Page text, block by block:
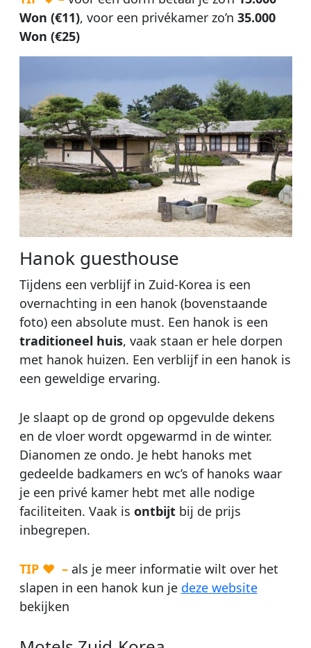
Won (€11), voor een privékamer zo’n 35.000
Won (€25)
Hanok guesthouse
Tijdens een verblijf in Zuid-Korea is een
overnachting in een hanok (bovenstaande
foto) een absolute must. Een hanok is een
traditioneel huis, vaak staan er hele dorpen
met hanok huizen. Een verblijf in een hanok is
een geweldige ervaring.
Je slaapt op de grond op opgevulde dekens
en de vloer wordt opgewarmd in de winter.
Dianomen ze ondo. Je hebt hanoks met
gedeelde badkamers en wc’s of hanoks waar
je een privé kamer hebt met alle nodige
faciliteiten. Vaak is ontbijtbij de prijs
inbegrepen.
TIP ♥ – als je meer informatie wilt over het
slapen in een hanok kun je deze website
bekijken